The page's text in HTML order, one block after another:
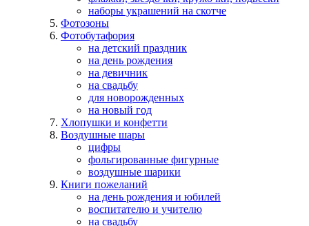
наборы украшений на скотче
Фотозоны
Фотобутафория
на детский праздник
на день рождения
на девичник
на свадьбу
для новорожденных
на новый год
Хлопушки и конфетти
Воздушные шары
цифры
фольгированные фигурные
воздушные шарики
Книги пожеланий
на день рождения и юбилей
воспитателю и учителю
на свадьбу